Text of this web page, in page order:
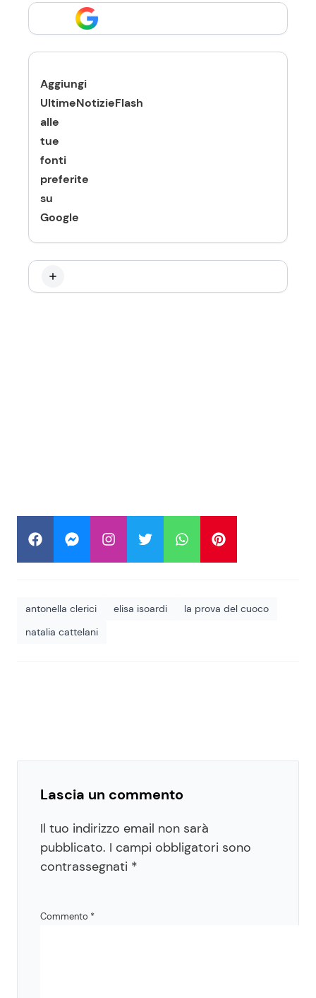
Aggiungi
UltimeNotizieFlash
alle
tue
fonti
preferite
su
Google
antonella clerici elisa isoardi
la prova del cuoco
natalia cattelani
Lascia un commento
Il tuo indirizzo email non sarà
pubblicato. I campi obbligatori sono
contrassegnati *
Commento *